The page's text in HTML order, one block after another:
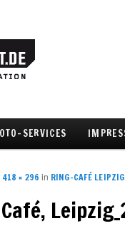
SERVICES
418 × 296 in RING-CAFÉ